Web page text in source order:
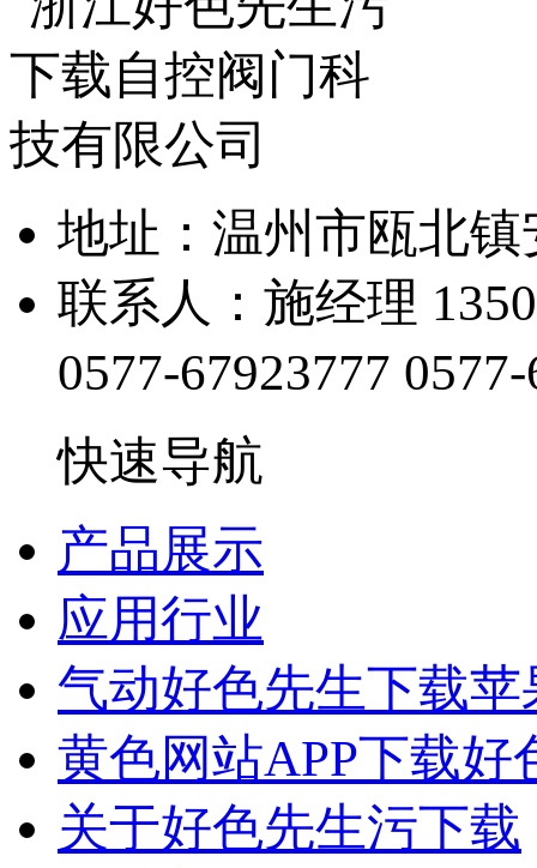
地址：温州市瓯北
联系人：施经理
0577-67923777
快速导航
产品展示
应用行业
气动好色先生下载
黄色网站APP下载好
关于好色先生污下载